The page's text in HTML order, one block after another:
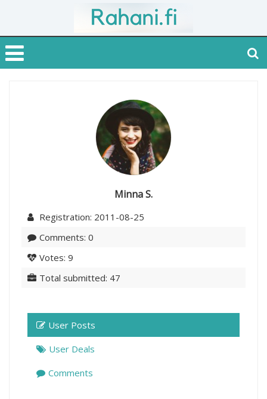
Minna S.
Registration: 2011-08-25
Comments: 0
Votes: 9
Total submitted: 47
User Posts
User Deals
Comments